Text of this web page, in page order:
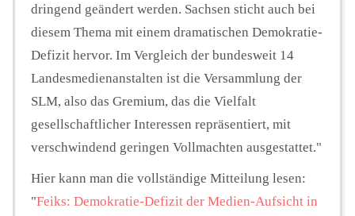
dringend geändert werden. Sachsen sticht auch bei
diesem Thema mit einem dramatischen Demokratie-
Defizit hervor. Im Vergleich der bundesweit 14
Landesmedienanstalten ist die Versammlung der
SLM, also das Gremium, das die Vielfalt
gesellschaftlicher Interessen repräsentiert, mit
verschwindend geringen Vollmachten ausgestattet."
Hier kann man die vollständige Mitteilung lesen:
"Feiks: Demokratie-Defizit der Medien-Aufsicht in